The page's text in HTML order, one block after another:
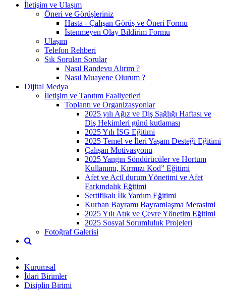
İletişim ve Ulaşım
Öneri ve Görüşleriniz
Hasta - Çalışan Görüş ve Öneri Formu
İstenmeyen Olay Bildirim Formu
Ulaşım
Telefon Rehberi
Sık Sorulan Sorular
Nasıl Randevu Alırım ?
Nasıl Muayene Olurum ?
Dijital Medya
İletişim ve Tanıtım Faaliyetleri
Toplantı ve Organizasyonlar
2025 yılı Ağız ve Diş Sağlığı Haftası ve
Diş Hekimleri günü kutlaması
2025 Yılı İSG Eğitimi
2025 Temel ve İleri Yaşam Desteği Eğitimi
Çalışan Motivasyonu
2025 Yangın Söndürücüler ve Hortum
Kullanımı, Kırmızı Kod” Eğitimi
Afet ve Acil durum Yönetimi ve Afet
Farkındalık Eğitimi
Sertifikalı İlk Yardım Eğitimi
Kurban Bayramı Bayramlaşma Merasimi
2025 Yılı Atık ve Çevre Yönetim Eğitimi
2025 Sosyal Sorumluluk Projeleri
Fotoğraf Galerisi
Kurumsal
İdari Birimler
Disiplin Birimi